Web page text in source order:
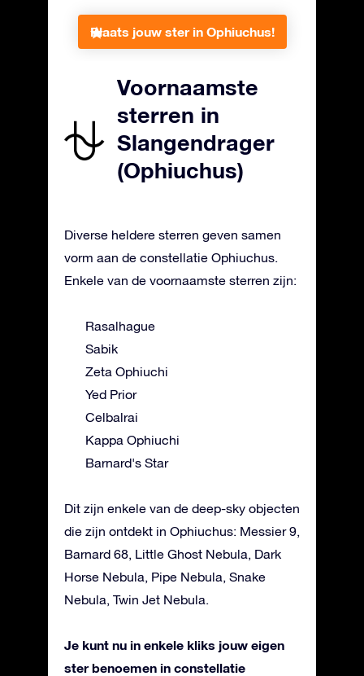
Plaats jouw ster in Ophiuchus!
Voornaamste
sterren in
Slangendrager
(Ophiuchus)
Diverse heldere sterren geven samen
vorm aan de constellatie Ophiuchus.
Enkele van de voornaamste sterren zijn:
Rasalhague
Sabik
Zeta Ophiuchi
Yed Prior
Celbalrai
Kappa Ophiuchi
Barnard's Star
Dit zijn enkele van de deep-sky objecten
die zijn ontdekt in Ophiuchus: Messier 9,
Barnard 68, Little Ghost Nebula, Dark
Horse Nebula, Pipe Nebula, Snake
Nebula, Twin Jet Nebula.
Je kunt nu in enkele kliks jouw eigen
ster benoemen in constellatie